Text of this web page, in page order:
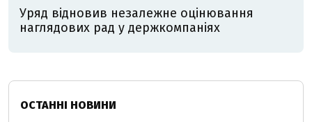
Уряд відновив незалежне оцінювання
наглядових рад у держкомпаніях
ОСТАННІ НОВИНИ